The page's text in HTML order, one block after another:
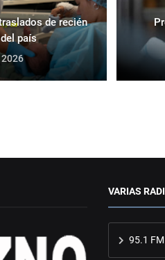
de recién
país
VARIAS
95.1 FM